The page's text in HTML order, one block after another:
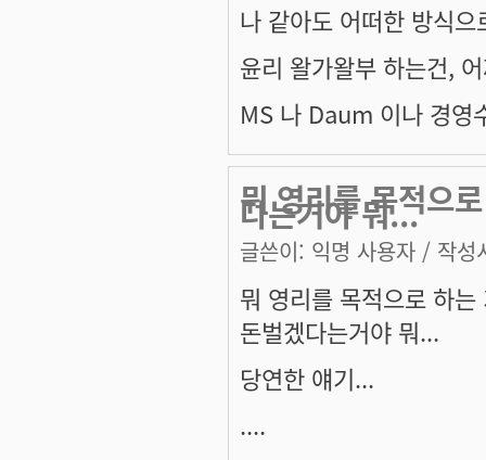
나 같아도 어떠한 방식
윤리 왈가왈부 하는건,
MS 나 Daum 이나 경영
뭐 영리를 목적으
다는거야 뭐...
글쓴이: 익명 사용자 / 작성
뭐 영리를 목적으로 하
돈벌겠다는거야 뭐...
당연한 얘기...
....